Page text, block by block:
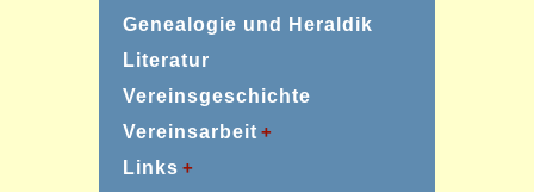
Genealogie und Heraldik
Literatur
Vereinsgeschichte
Vereinsarbeit
Links